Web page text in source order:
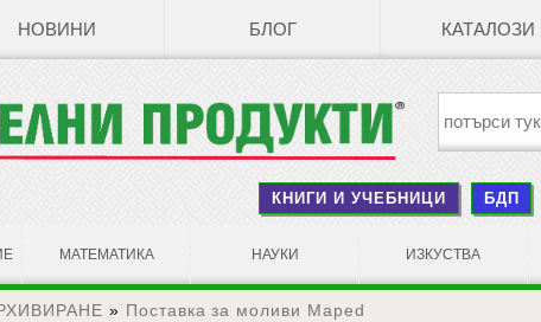
НОВИНИ БЛОГ КАТАЛОЗИ
КНИГИ И УЧЕБНИЦИ БДП
МАТЕМАТИКА НАУКИ ИЗКУСТВА
» Поставка за моливи Maped